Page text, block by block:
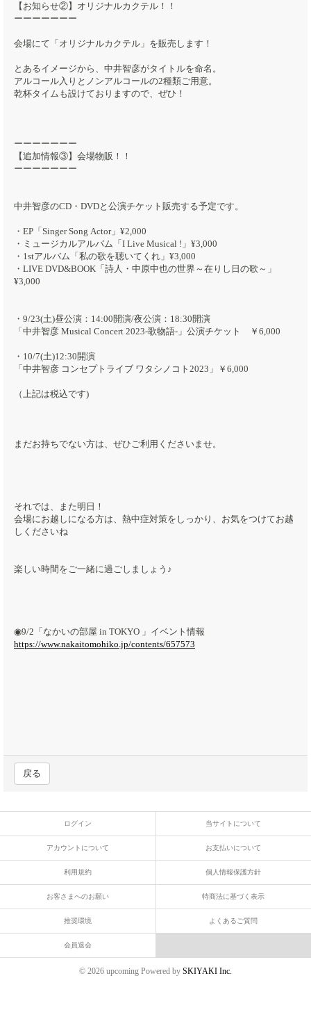
【お知らせ②】オリジナルカクテル！！
ーーーーーーー
会場にて「オリジナルカクテル」を販売します！
とあるイメージから、中井智彦がタイトルを命名。
アルコール入りとノンアルコールの2種類ご用意。
乾杯タイムも設けておりますので、ぜひ！
ーーーーーーー
【追加情報③】会場物販！！
ーーーーーーー
中井智彦のCD・DVDと公演チケット販売する予定です。
・EP「Singer Song Actor」¥2,000
・ミュージカルアルバム「I Live Musical !」¥3,000
・1stアルバム「私の歌を聴いてくれ」¥3,000
・LIVE DVD&BOOK「詩人・中原中也の世界～在りし日の歌～」
¥3,000
・9/23(土)昼公演：14:00開演/夜公演：18:30開演
「中井智彦 Musical Concert 2023-歌物語-」公演チケット ￥6,000
・10/7(土)12:30開演
「中井智彦 コンセプトライブ ワタシノコト2023」￥6,000
（上記は税込です)
まだお持ちでない方は、ぜひご利用くださいませ。
それでは、また明日！
会場にお越しになる方は、熱中症対策をしっかり、お気をつけてお越
しくださいね
楽しい時間をご一緒に過ごしましょう♪
◉9/2「なかいの部屋 in TOKYO 」イベント情報
https://www.nakaitomohiko.jp/contents/657573
戻る
ログイン 当サイトについて
アカウントについて お支払いについて
利用規約 個人情報保護方針
お客さまへのお願い 特商法に基づく表示
推奨環境 よくあるご質問
会員退会
© 2026 upcoming Powered by SKIYAKI Inc.